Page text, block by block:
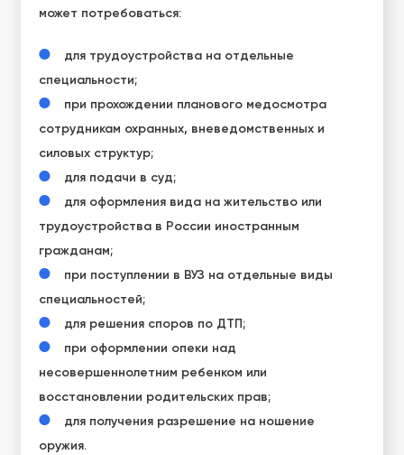
может потребоваться:
для трудоустройства на отдельные
специальности;
при прохождении планового медосмотра
сотрудникам охранных, вневедомственных и
силовых структур;
для подачи в суд;
для оформления вида на жительство или
трудоустройства в России иностранным
гражданам;
при поступлении в ВУЗ на отдельные виды
специальностей;
для решения споров по ДТП;
при оформлении опеки над
несовершеннолетним ребенком или
восстановлении родительских прав;
для получения разрешение на ношение
оружия.